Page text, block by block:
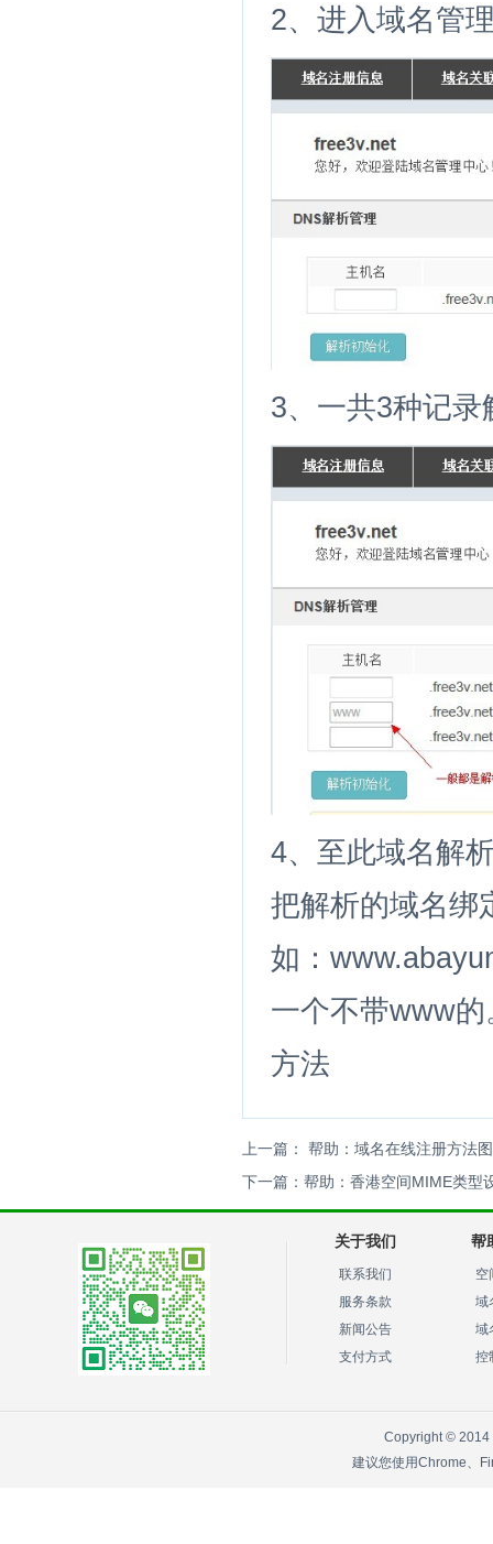
2、进入域名管
3、一共3种记
4、至此域名解
把解析的域名绑
如：
一个不带www
方法
上一篇：
帮助：域名在线注册方法
下一篇： 帮助：香港空间MIME类型
关于我们
联系我们
服务条款
新闻公告
支付方式
帮
空
域
域
控
Copyright ©
建议您使用Chrome、